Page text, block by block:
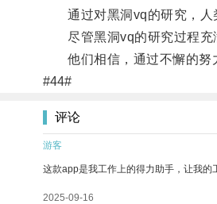
通过对黑洞vq的研究，人
尽管黑洞vq的研究过程充
他们相信，通过不懈的努力
#44#
评论
游客
这款app是我工作上的得力助手，让我的
2025-09-16